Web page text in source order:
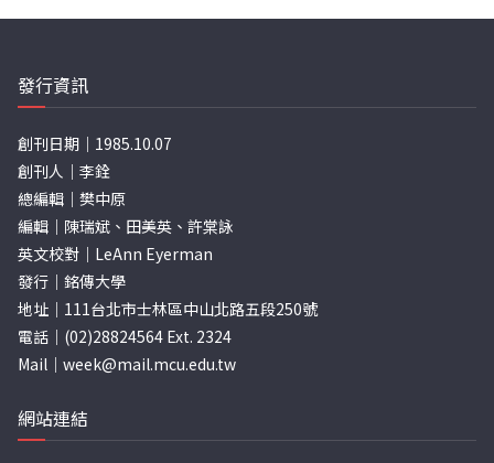
發行資訊
創刊日期｜1985.10.07
創刊人｜李銓
總編輯｜樊中原
編輯｜陳瑞斌、田美英、許棠詠
英文校對｜LeAnn Eyerman
發行｜銘傳大學
地址｜111台北市士林區中山北路五段250號
電話｜(02)28824564 Ext. 2324
Mail｜ week@mail.mcu.edu.tw
網站連結